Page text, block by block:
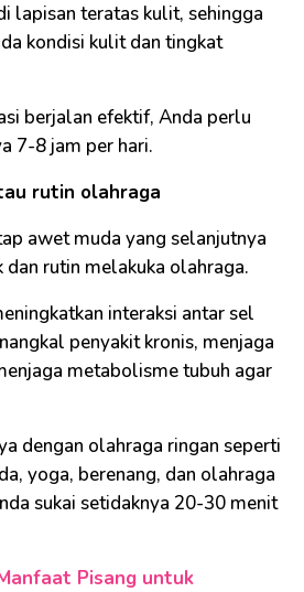
lapisan teratas kulit, sehingga
kondisi kulit dan tingkat
berjalan efektif, Anda perlu
7-8 jam per hari.
rutin olahraga
awet muda yang selanjutnya
rutin melakuka olahraga.
interaksi antar sel
penyakit kronis, menjaga
metabolisme tubuh agar
dengan olahraga ringan seperti
yoga, berenang, dan olahraga
sukai setidaknya 20-30 menit
Pisang untuk